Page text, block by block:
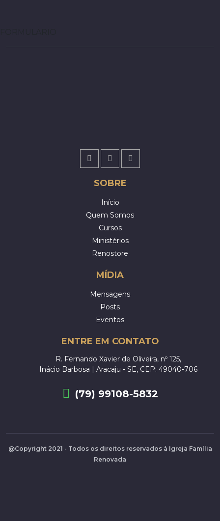
SOBRE
Início
Quem Somos
Cursos
Ministérios
Renostore
MÍDIA
Mensagens
Posts
Eventos
ENTRE EM CONTATO
R. Fernando Xavier de Oliveira, nº 125,
Inácio Barbosa | Aracaju - SE, CEP: 49040-706
(79) 99108-5832
@Copyright 2021 - Todos os direitos reservados à Igreja Família
Renovada